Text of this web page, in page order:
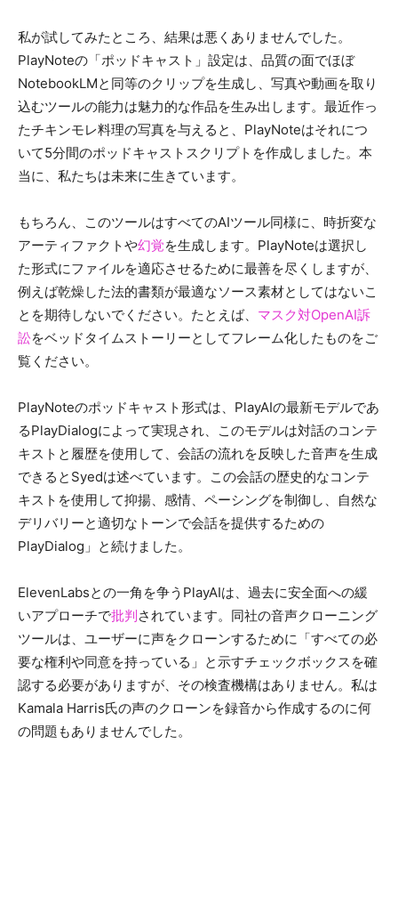
私が試してみたところ、結果は悪くありませんでした。
PlayNoteの「ポッドキャスト」設定は、品質の面でほぼ
NotebookLMと同等のクリップを生成し、写真や動画を取り
込むツールの能力は魅力的な作品を生み出します。最近作っ
たチキンモレ料理の写真を与えると、PlayNoteはそれにつ
いて5分間のポッドキャストスクリプトを作成しました。本
当に、私たちは未来に生きています。
もちろん、このツールはすべてのAIツール同様に、時折変な
アーティファクトや幻覚を生成します。PlayNoteは選択し
た形式にファイルを適応させるために最善を尽くしますが、
例えば乾燥した法的書類が最適なソース素材としてはないこ
とを期待しないでください。たとえば、 マスク対OpenAI訴
訟をベッドタイムストーリーとしてフレーム化したものをご
覧ください。
PlayNoteのポッドキャスト形式は、PlayAIの最新モデルであ
るPlayDialogによって実現され、このモデルは対話のコンテ
キストと履歴を使用して、会話の流れを反映した音声を生成
できるとSyedは述べています。この会話の歴史的なコンテ
キストを使用して抑揚、感情、ペーシングを制御し、自然な
デリバリーと適切なトーンで会話を提供するための
PlayDialog」と続けました。
ElevenLabsとの一角を争うPlayAIは、過去に安全面への緩
いアプローチで批判されています。同社の音声クローニング
ツールは、ユーザーに声をクローンするために「すべての必
要な権利や同意を持っている」と示すチェックボックスを確
認する必要がありますが、その検査機構はありません。私は
Kamala Harris氏の声のクローンを録音から作成するのに何
の問題もありませんでした。